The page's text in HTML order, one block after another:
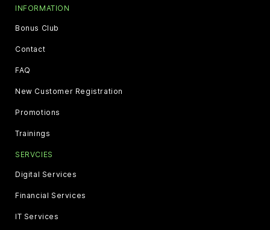
INFORMATION
Bonus Club
Contact
FAQ
New Customer Registration
Promotions
Trainings
SERVCIES
Digital Services
Financial Services
IT Services